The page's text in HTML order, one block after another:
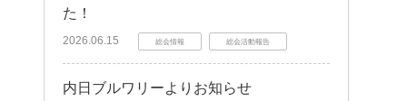
た！
2026.06.15 総会情報 総会活動報告
内日ブルワリーよりお知らせ